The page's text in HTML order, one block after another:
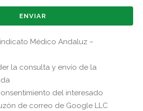
Médico Andaluz –
la consulta y envío de la
del interesado
de correo de Google LLC